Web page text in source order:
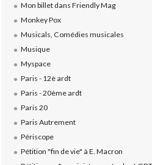
Mon billet dans Friendly Mag
Monkey Pox
Musicals, Comédies musicales
Musique
Myspace
Paris - 12è ardt
Paris - 20ème ardt
Paris 20
Paris Autrement
Périscope
Pétition "fin de vie" à E. Macron